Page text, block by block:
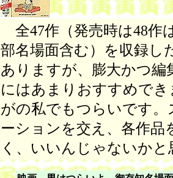
全47作（発売時は48作
部名場面含む）を収録し
ありますが、膨大かつ
にはあまりおすすめで
がの私でもつらいです
ーションを交え、各作品
く、いいんじゃないか